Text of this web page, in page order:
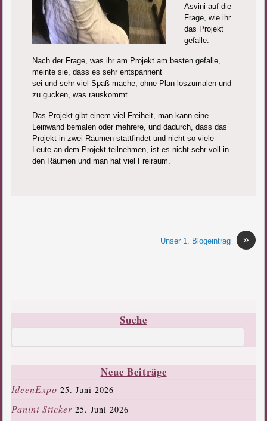
Asvini auf die
Frage, wie ihr
das Projekt
gefalle.
Nach der Frage, was ihr am Projekt am besten gefalle,
meinte sie, dass es sehr entspannent
sei und sehr viel Spaß mache, ohne Plan loszumalen und
zu gucken, was rauskommt.
Das Projekt gibt einem viel Freiheit, man kann eine
Leinwand bemalen oder mehrere, und dadurch, dass das
Projekt in zwei Räumen stattfindet und nicht so viele
Leute an dem Projekt teilnehmen, ist es nicht sehr voll in
den Räumen und man hat viel Freiraum.
»
Unser 1. Blogeintrag
Suche
Neue Beiträge
IdeenExpo 25. Juni 2026
Panini Sticker 25. Juni 2026